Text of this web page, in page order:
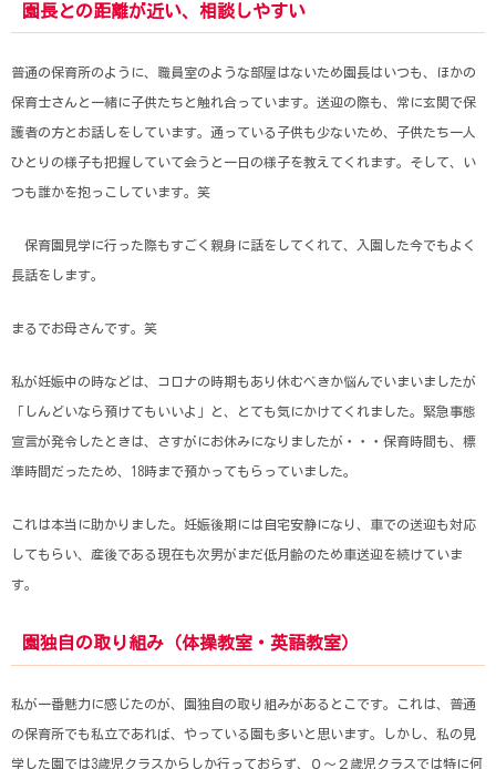
園長との距離が近い、相談しやすい
普通の保育所のように、職員室のような部屋はないため園長はいつも、ほかの
保育士さんと一緒に子供たちと触れ合っています。送迎の際も、常に玄関で保
護者の方とお話しをしています。通っている子供も少ないため、子供たち一人
ひとりの様子も把握していて会うと一日の様子を教えてくれます。そして、い
つも誰かを抱っこしています。笑
保育園見学に行った際もすごく親身に話をしてくれて、入園した今でもよく
長話をします。
まるでお母さんです。笑
私が妊娠中の時などは、コロナの時期もあり休むべきか悩んでいまいましたが
「しんどいなら預けてもいいよ」と、とても気にかけてくれました。緊急事態
宣言が発令したときは、さすがにお休みになりましたが・・・保育時間も、標
準時間だったため、18時まで預かってもらっていました。
これは本当に助かりました。妊娠後期には自宅安静になり、車での送迎も対応
してもらい、産後である現在も次男がまだ低月齢のため車送迎を続けていま
す。
園独自の取り組み（体操教室・英語教室）
私が一番魅力に感じたのが、園独自の取り組みがあるとこです。これは、普通
の保育所でも私立であれば、やっている園も多いと思います。しかし、私の見
学した園では3歳児クラスからしか行っておらず、０～２歳児クラスでは特に何